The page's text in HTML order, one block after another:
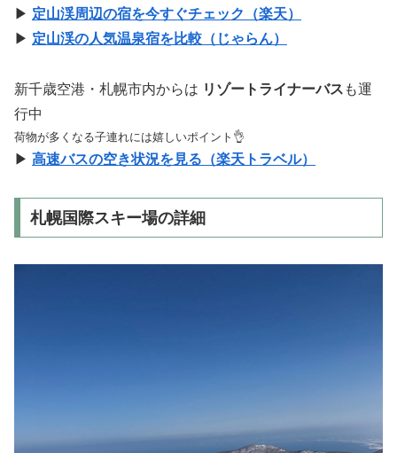
▶ 定山渓周辺の宿を今すぐチェック（楽天）
▶ 定山渓の人気温泉宿を比較（じゃらん）
新千歳空港・札幌市内からは リゾートライナーバス も運
行中
荷物が多くなる子連れには嬉しいポイント👌
▶ 高速バスの空き状況を見る（楽天トラベル）
札幌国際スキー場の詳細